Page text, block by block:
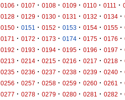
0106 · 0107 · 0108 · 0109 · 0110 · 0111 ·
0128 · 0129 · 0130 · 0131 · 0132 · 0134 ·
0150 · 0151 · 0152 · 0153 · 0154 · 0155 ·
0171
· 0172 · 0173 · 0174 · 0175 · 0176 ·
0192 · 0193 · 0194 · 0195 · 0196 · 0197 ·
0213 · 0214 · 0215 · 0216 · 0217 · 0218 ·
0235 · 0236 · 0237 · 0238 · 0239 · 0240 ·
0256 · 0257 · 0258 · 0259 · 0260 · 0261 ·
0277 · 0278 · 0279 · 0280 · 0281 · 0282 ·